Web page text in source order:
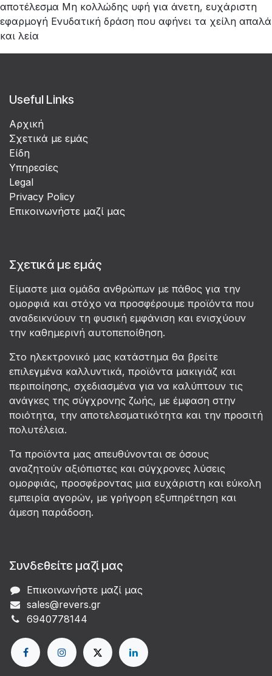
αποτέλεσμα Μη κολλώδης υφή για άνετη, ευχάριστη
εφαρμογή Ενυδατική δράση που αφήνει τα χείλη απαλά
και λεία
Useful Links
Αρχική
Σχετικά με εμάς
Είδη
Υπηρεσίες
Legal
Privacy Policy
Επικοινωνήστε μαζί μας
Σχετικά με εμάς
Είμαστε μια ομάδα ανθρώπων με πάθος για την
ομορφιά και στόχο να προσφέρουμε προϊόντα που
αναδεικνύουν τη φυσική εμφάνιση και ενισχύουν
την καθημερινή αυτοπεποίθηση.
Στο ηλεκτρονικό μας κατάστημα θα βρείτε
επιλεγμένα καλλυντικά, προϊόντα μακιγιάζ και
περιποίησης, σχεδιασμένα για να καλύπτουν τις
ανάγκες της σύγχρονης ζωής, με έμφαση στην
ποιότητα, την αποτελεσματικότητα και την προσιτή
πολυτέλεια.
Τα προϊόντα μας απευθύνονται σε όσους
αναζητούν αξιόπιστες και σύγχρονες λύσεις
ομορφιάς, προσφέροντας μια ευχάριστη και εύκολη
εμπειρία αγορών, με γρήγορη εξυπηρέτηση και
άμεση παράδοση.
Συνδεθείτε μαζί μας
Επικοινωνήστε μαζί μας
sales@revers.gr
6940778144